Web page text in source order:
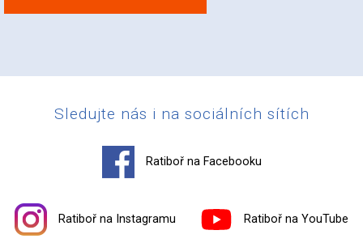
Sledujte nás i na sociálních sítích
Ratiboř na Facebooku
Ratiboř na Instagramu Ratiboř na YouTube